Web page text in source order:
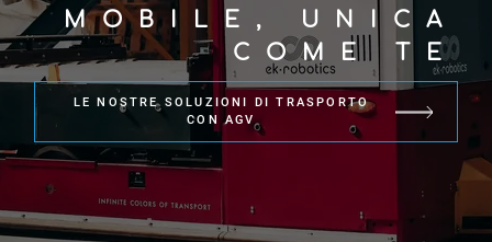
MOBILE, UNICA
COME TE
LE NOSTRE SOLUZIONI DI TRASPORTO
CON AGV